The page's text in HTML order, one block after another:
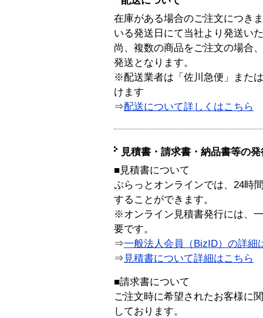
在庫がある場合のご注文につき
いる発送日にて当社より発送い
尚、複数の商品をご注文の場合
発送となります。
※配送業者は「佐川急便」また
けます
⇒配送について詳しくはこちら
見積書・請求書・納品書等の
■見積書について
ぷらっとオンラインでは、24時
することができます。
※オンライン見積書発行には、
要です。
⇒一般法人会員（BizID）の詳細
⇒ 見積書について詳細はこちら
■請求書について
ご注文時に希望されたお客様に
しております。